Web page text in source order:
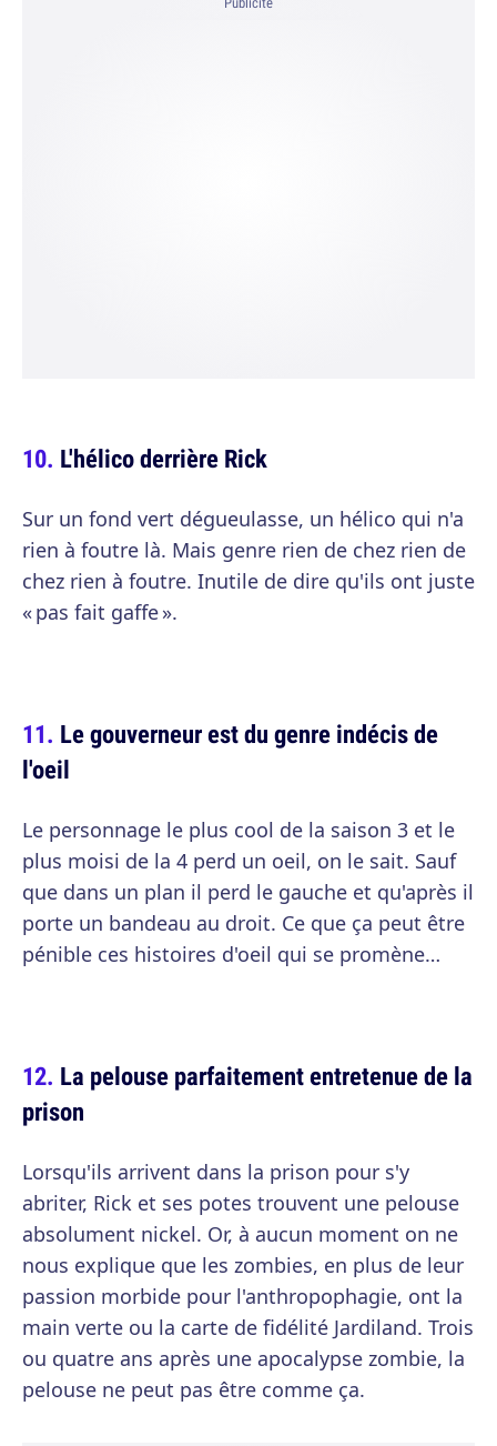
L'hélico derrière Rick
Sur un fond vert dégueulasse, un hélico qui n'a
rien à foutre là. Mais genre rien de chez rien de
chez rien à foutre. Inutile de dire qu'ils ont juste
« pas fait gaffe ».
Le gouverneur est du genre indécis de
l'oeil
Le personnage le plus cool de la saison 3 et le
plus moisi de la 4 perd un oeil, on le sait. Sauf
que dans un plan il perd le gauche et qu'après il
porte un bandeau au droit. Ce que ça peut être
pénible ces histoires d'oeil qui se promène…
La pelouse parfaitement entretenue de la
prison
Lorsqu'ils arrivent dans la prison pour s'y
abriter, Rick et ses potes trouvent une pelouse
absolument nickel. Or, à aucun moment on ne
nous explique que les zombies, en plus de leur
passion morbide pour l'anthropophagie, ont la
main verte ou la carte de fidélité Jardiland. Trois
ou quatre ans après une apocalypse zombie, la
pelouse ne peut pas être comme ça.